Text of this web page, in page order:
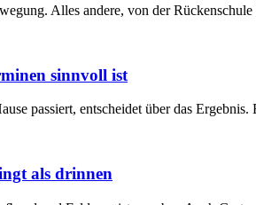
Alles andere, von der
sinnvoll ist
passiert, entscheidet über das
als drinnen